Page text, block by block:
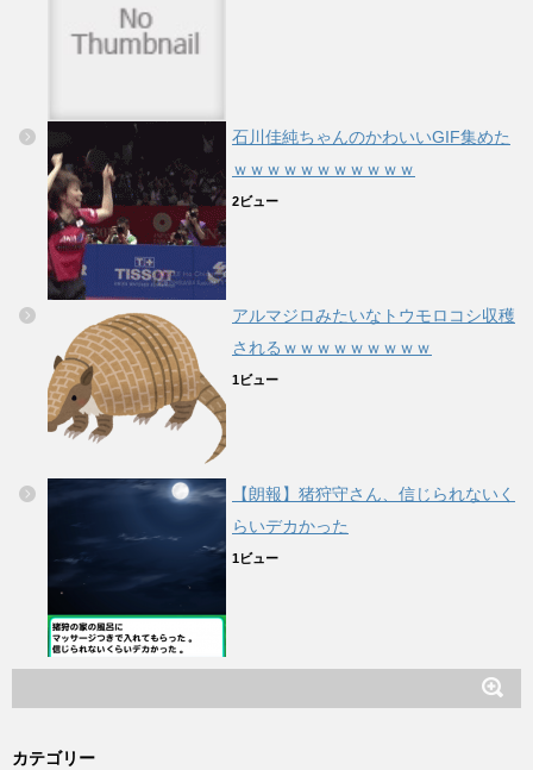
石川佳純ちゃんのかわいいGIF集めた
ｗｗｗｗｗｗｗｗｗｗｗ
2ビュー
アルマジロみたいなトウモロコシ収穫
されるｗｗｗｗｗｗｗｗｗ
1ビュー
【朗報】猪狩守さん、信じられないく
らいデカかった
1ビュー
カテゴリー